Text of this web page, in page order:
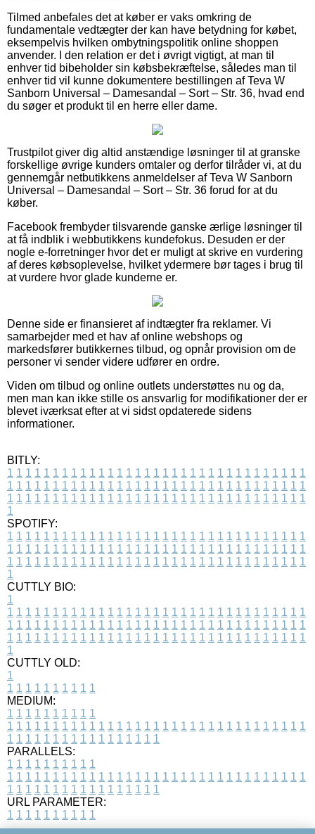
Tilmed anbefales det at køber er vaks omkring de
fundamentale vedtægter der kan have betydning for købet,
eksempelvis hvilken ombytningspolitik online shoppen
anvender. I den relation er det i øvrigt vigtigt, at man til
enhver tid bibeholder sin købsbekræftelse, således man til
enhver tid vil kunne dokumentere bestillingen af Teva W
Sanborn Universal – Damesandal – Sort – Str. 36, hvad end
du søger et produkt til en herre eller dame.
Trustpilot giver dig altid anstændige løsninger til at granske
forskellige øvrige kunders omtaler og derfor tilråder vi, at du
gennemgår netbutikkens anmeldelser af Teva W Sanborn
Universal – Damesandal – Sort – Str. 36 forud for at du
køber.
Facebook frembyder tilsvarende ganske ærlige løsninger til
at få indblik i webbutikkens kundefokus. Desuden er der
nogle e-forretninger hvor det er muligt at skrive en vurdering
af deres købsoplevelse, hvilket ydermere bør tages i brug til
at vurdere hvor glade kunderne er.
Denne side er finansieret af indtægter fra reklamer. Vi
samarbejder med et hav af online webshops og
markedsfører butikkernes tilbud, og opnår provision om de
personer vi sender videre udfører en ordre.
Viden om tilbud og online outlets understøttes nu og da,
men man kan ikke stille os ansvarlig for modifikationer der er
blevet iværksat efter at vi sidst opdaterede sidens
informationer.
BITLY:
1 1 1 1 1 1 1 1 1 1 1 1 1 1 1 1 1 1 1 1 1 1 1 1 1 1 1 1 1 1 1 1 1
1 1 1 1 1 1 1 1 1 1 1 1 1 1 1 1 1 1 1 1 1 1 1 1 1 1 1 1 1 1 1 1 1
1 1 1 1 1 1 1 1 1 1 1 1 1 1 1 1 1 1 1 1 1 1 1 1 1 1 1 1 1 1 1 1 1
1
SPOTIFY:
1 1 1 1 1 1 1 1 1 1 1 1 1 1 1 1 1 1 1 1 1 1 1 1 1 1 1 1 1 1 1 1 1
1 1 1 1 1 1 1 1 1 1 1 1 1 1 1 1 1 1 1 1 1 1 1 1 1 1 1 1 1 1 1 1 1
1 1 1 1 1 1 1 1 1 1 1 1 1 1 1 1 1 1 1 1 1 1 1 1 1 1 1 1 1 1 1 1 1
1
CUTTLY BIO:
1
1 1 1 1 1 1 1 1 1 1 1 1 1 1 1 1 1 1 1 1 1 1 1 1 1 1 1 1 1 1 1 1 1
1 1 1 1 1 1 1 1 1 1 1 1 1 1 1 1 1 1 1 1 1 1 1 1 1 1 1 1 1 1 1 1 1
1 1 1 1 1 1 1 1 1 1 1 1 1 1 1 1 1 1 1 1 1 1 1 1 1 1 1 1 1 1 1 1 1
1
CUTTLY OLD:
1
1 1 1 1 1 1 1 1 1 1
MEDIUM:
1 1 1 1 1 1 1 1 1 1
1 1 1 1 1 1 1 1 1 1 1 1 1 1 1 1 1 1 1 1 1 1 1 1 1 1 1 1 1 1 1 1 1
1 1 1 1 1 1 1 1 1 1 1 1 1 1 1 1 1
PARALLELS:
1 1 1 1 1 1 1 1 1 1
1 1 1 1 1 1 1 1 1 1 1 1 1 1 1 1 1 1 1 1 1 1 1 1 1 1 1 1 1 1 1 1 1
1 1 1 1 1 1 1 1 1 1 1 1 1 1 1 1 1
URL PARAMETER:
1 1 1 1 1 1 1 1 1 1